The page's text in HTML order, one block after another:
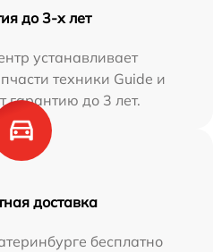
до 3-х лет
устанавливает
техники Guide и
гарантию до 3 лет.
доставка
бесплатно